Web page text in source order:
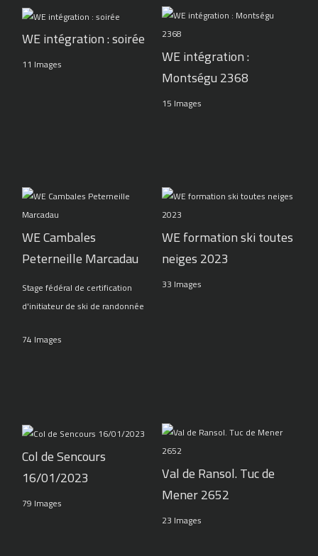
WE intégration : soirée
11 Images
WE intégration :
Montségu 2368
15 Images
WE Cambales
Peterneille Marcadau
Stage fédéral de certification
d'initiateur de ski de randonnée
74 Images
WE formation ski toutes
neiges 2023
33 Images
Col de Sencours
16/01/2023
79 Images
Val de Ransol. Tuc de
Mener 2652
23 Images